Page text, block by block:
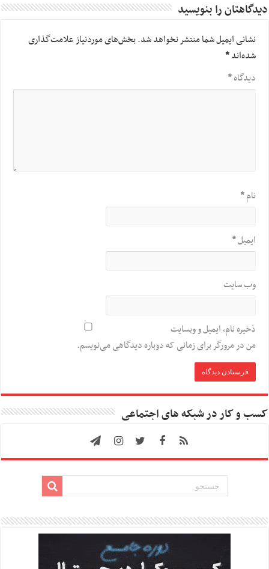
دیدگاهتان را بنویسید
نشانی ایمیل شما منتشر نخواهد شد.بخش‌های موردنیاز علامت‌گذاری
شده‌اند*
دیدگاه*
نام*
ایمیل*
وب‌ سایت
ذخیره نام، ایمیل و وبسایت
من در مرورگر برای زمانی که دوباره دیدگاهی می‌نویسم.
کسب و کار در شبکه های اجتماعی